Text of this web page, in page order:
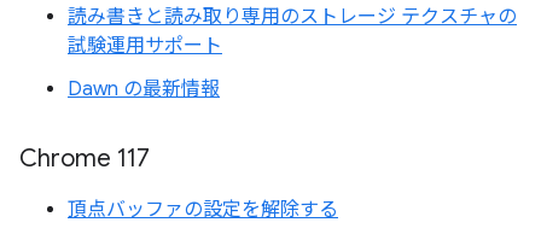
読み書きと読み取り専用のストレージ テクスチャの
試験運用サポート
Dawn の最新情報
Chrome 117
頂点バッファの設定を解除する